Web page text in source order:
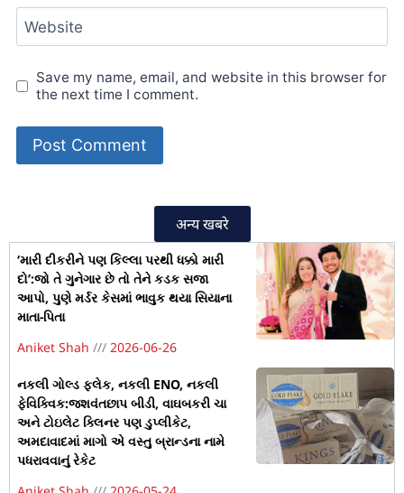
Website
Save my name, email, and website in this browser for
the next time I comment.
अन्य खबरे
‘મારી દીકરીને પણ કિલ્લા પરથી ધક્કો મારી
દો’:જો તે ગુનેગાર છે તો તેને કડક સજા
આપો, પુણે મર્ડર કેસમાં ભાવુક થયા સિયાના
માતા-પિતા
Aniket Shah
2026-06-26
નકલી ગોલ્ડ ફ્લેક, નકલી ENO, નકલી
ફેવિક્વિક:જશવંતછાપ બીડી, વાઘબકરી ચા
અને ટોઇલેટ ક્લિનર પણ ડુપ્લીકેટ,
અમદાવાદમાં માગો એ વસ્તુ બ્રાન્ડના નામે
પધરાવવાનું રેકેટ